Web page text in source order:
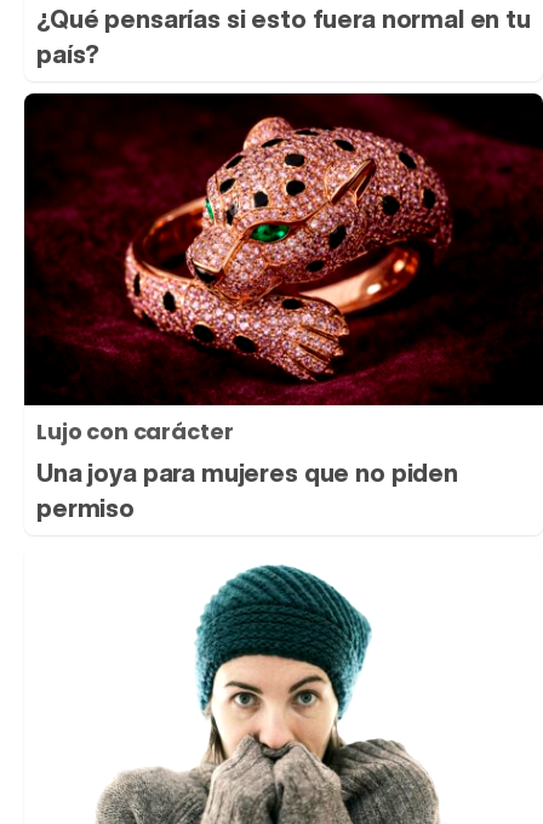
¿Qué pensarías si esto fuera normal en tu
país?
Lujo con carácter
Una joya para mujeres que no piden
permiso